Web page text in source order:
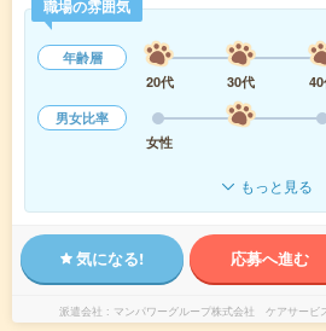
職場の雰囲気
年齢層
20代
30代
男女比率
女性
もっと見る
気になる! 応募へ進む
派遣会社 マンパワーグループ株式会社 ケアサービ